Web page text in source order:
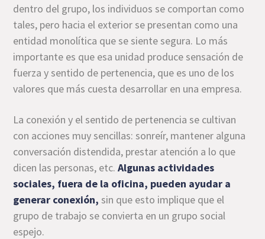
dentro del grupo, los individuos se comportan como
tales, pero hacia el exterior se presentan como una
entidad monolítica que se siente segura. Lo más
importante es que esa unidad produce sensación de
fuerza y sentido de pertenencia, que es uno de los
valores que más cuesta desarrollar en una empresa.
La conexión y el sentido de pertenencia se cultivan
con acciones muy sencillas: sonreír, mantener alguna
conversación distendida, prestar atención a lo que
dicen las personas, etc.Algunas actividades
sociales, fuera de la oficina, pueden ayudar a
generar conexión, sin que esto implique que el
grupo de trabajo se convierta en un grupo social
espejo.